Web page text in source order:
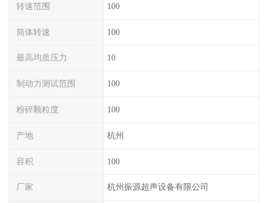
转速范围 100
筒体转速 100
最高均质压力 10
制动力测试范围 100
粉碎颗粒度 100
产地 杭州
容积 100
厂家 杭州振源超声设备有限公司